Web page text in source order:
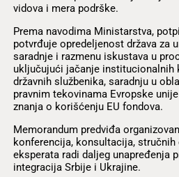
vidova i mera podrške.
Prema navodima Ministarstva,
potvrđuje opredeljenost država za
saradnje i razmenu iskustava u
uključujući jačanje institucionalnih
državnih službenika, saradnju u
pravnim tekovinama Evropske
znanja o korišćenju EU fondova.
Memorandum predviđa
konferencija, konsultacija, stručnih
eksperata radi daljeg unapređenja
integracija Srbije i Ukrajine.